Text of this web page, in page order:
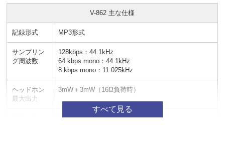
V-862 主な仕様
記録形式 MP3形式
サンプリン
グ周波数
128kbps：44.1kHz
64 kbps mono：44.1kHz
8 kbps mono：11.025kHz
ヘッドホン
最大出力
3mW＋3mW（16Ω負荷時）
内蔵型NAND FLASH メモリ 4GB